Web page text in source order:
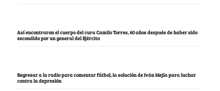
Así encontraron el cuerpo del cura Camilo Torres, 60 años después de haber sido
escondido por un general del Ejército
Regresar a la radio para comentar fútbol, la solución de Iván Mejía para luchar
contra la depresión